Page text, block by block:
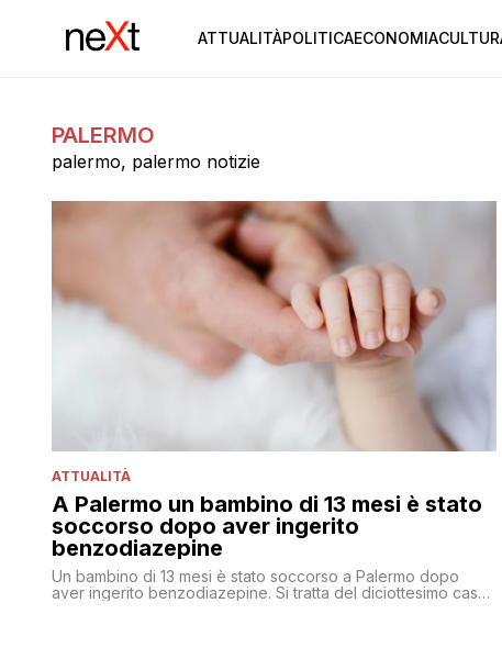
ATTUALITÀPOLITICAECONOMIA
PALERMO
palermo, palermo notizie
ATTUALITÀ
A Palermo un bambino di 13 mesi è stato
soccorso dopo aver ingerito
benzodiazepine
Un bambino di 13 mesi è stato soccorso a Palermo dopo
aver ingerito benzodiazepine. Si tratta del diciottesimo caso,